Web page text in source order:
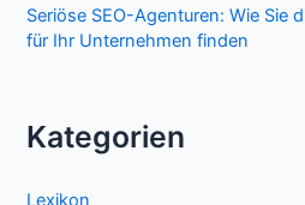
Seriöse SEO-Agenturen: Wie Sie
für Ihr Unternehmen finden
Kategorien
Lexikon